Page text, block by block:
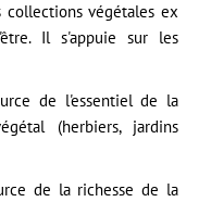
collections végétales ex
Il s'appuie sur les
de l'essentiel de la
(herbiers, jardins
de la richesse de la